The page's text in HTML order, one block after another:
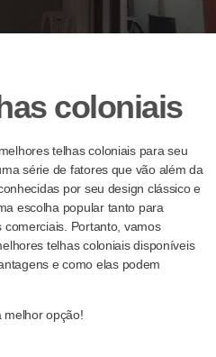
coloniais
telhas coloniais para seu
série de fatores que vão além da
por seu design clássico e
escolha popular tanto para
Portanto, vamos
telhas coloniais disponíveis
e como elas podem
melhor opção!